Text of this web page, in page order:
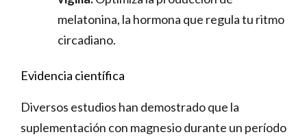
melatonina, la hormona que regula tu ritmo
circadiano.
Evidencia científica
Diversos estudios han demostrado que la
suplementación con magnesio durante un período